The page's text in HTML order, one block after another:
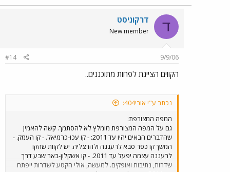
ד דרקוניסט
New member
9/9/06
#14
הקווים הציינת לפחות מתוכננים..
נכתב ע"י אורי404:
המפה המצורפת:
גם על המפה המצורפת מומלץ לא להסתמך. קשה להאמין
שהדברים הבאים יהיו עד 2011: - קו עכו-כרמיאל. - קו העמק. -
המשך קו כפר סבא לרעננה ולהרצליה. יש לקוות שהקו
לרעננה עצמה יפעל עד 2011. - קו אשקלון-באר שבע דרך
שדרות, נתיבות ואופקים. למעשה, אולי הקטע לשדרות ייפתח